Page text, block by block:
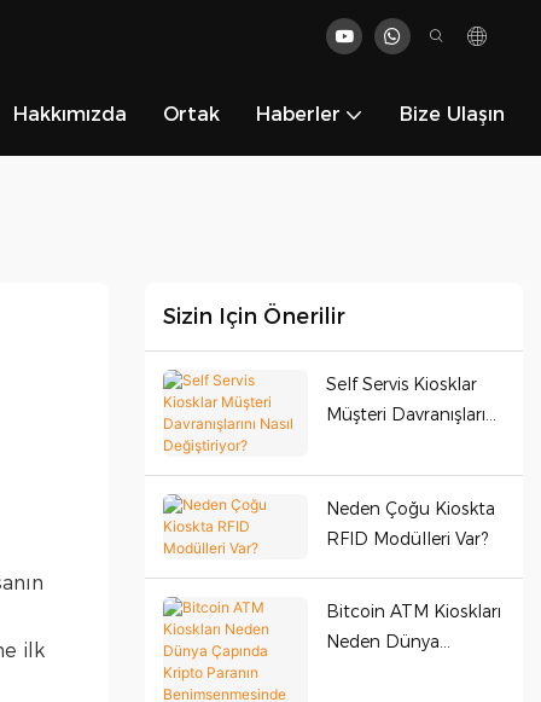
Hakkımızda Ortak Haberler Bize Ulaşın
ilk
Sizin Için Önerilir
Self Servis Kiosklar
Müşteri Davranışlarını
Neden Çoğu Kioskta
RFID Modülleri Var?
Bitcoin ATM Kioskları
Neden Dünya